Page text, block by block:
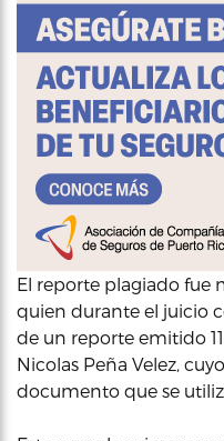
El reporte plagiado fue
quien durante el juicio
de un reporte emitido
Nicolas Peña Velez,
documento que se